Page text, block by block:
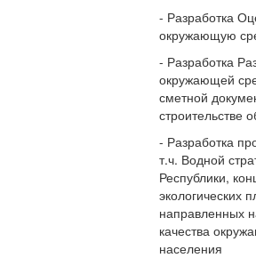
- Разработка
окружающую
- Разработка
окружающей
сметной
строительстве
- Разработка
т.ч. Водной
Республики,
экологических
направленных
качества
населения